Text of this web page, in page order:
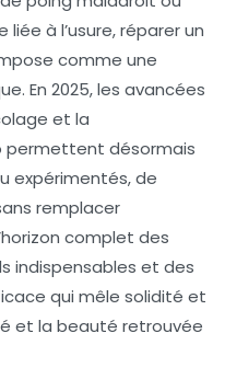
à l’usure, réparer un
comme une
En 2025, les avancées
et la
permettent désormais
expérimentés, de
remplacer
complet des
indispensables et des
qui mêle solidité et
et la beauté retrouvée